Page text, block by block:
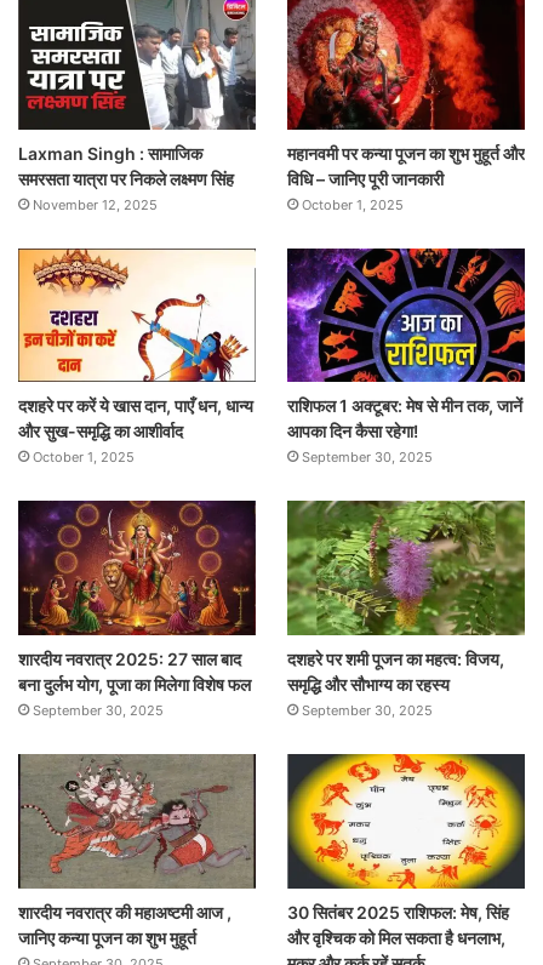
Laxman Singh : सामाजिक
समरसता यात्रा पर निकले लक्ष्मण सिंह
November 12, 2025
महानवमी पर कन्या पूजन का शुभ मुहूर्त और
विधि – जानिए पूरी जानकारी
October 1, 2025
दशहरे पर करें ये खास दान, पाएँ धन, धान्य
और सुख-समृद्धि का आशीर्वाद
October 1, 2025
राशिफल 1 अक्टूबर: मेष से मीन तक, जानें
आपका दिन कैसा रहेगा!
September 30, 2025
शारदीय नवरात्र 2025: 27 साल बाद
बना दुर्लभ योग, पूजा का मिलेगा विशेष फल
September 30, 2025
दशहरे पर शमी पूजन का महत्व: विजय,
समृद्धि और सौभाग्य का रहस्य
September 30, 2025
शारदीय नवरात्र की महाअष्टमी आज ,
जानिए कन्या पूजन का शुभ मुहूर्त
30 सितंबर 2025 राशिफल: मेष, सिंह
और वृश्चिक को मिल सकता है धनलाभ,